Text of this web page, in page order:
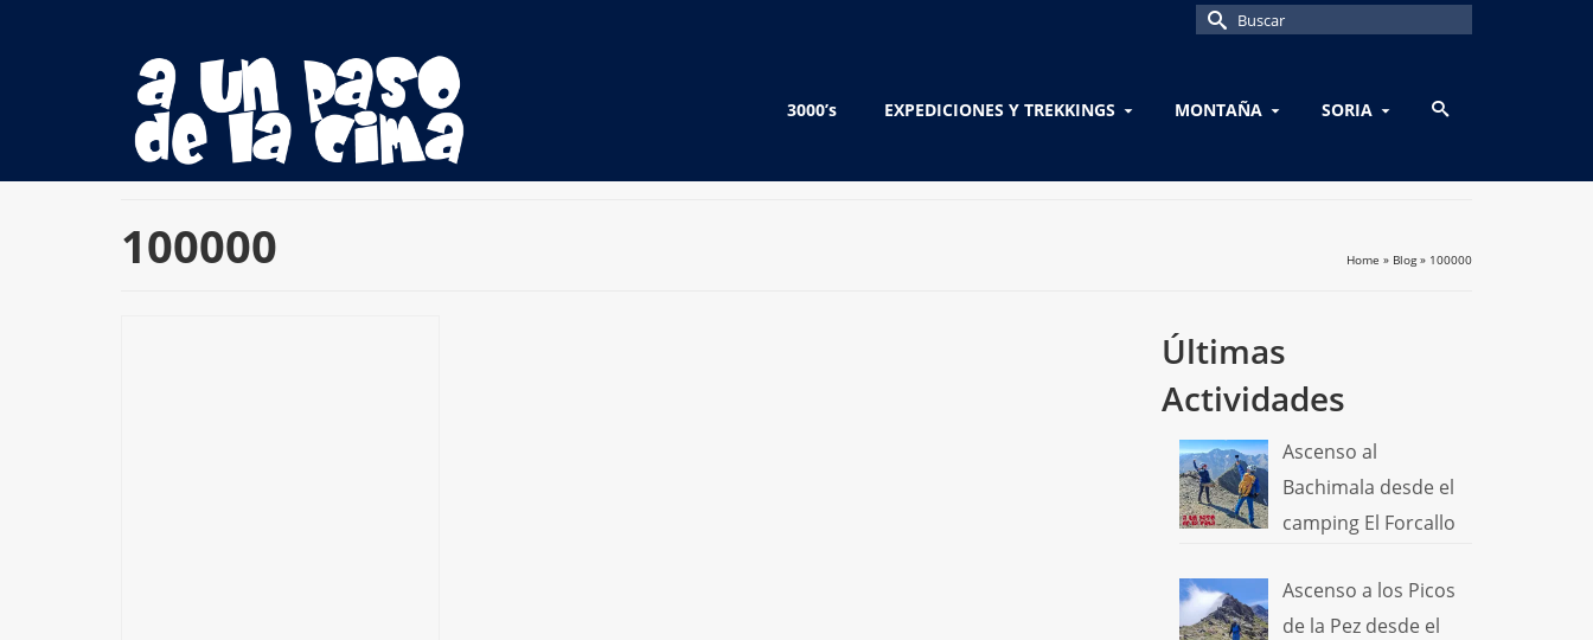
Buscar
3000’s EXPEDICIONES Y TREKKINGS MONTAÑA SORIA
100000 Home » Blog » 100000
Últimas
Actividades
Ascenso al
Bachimala desde el
camping El Forcallo
Ascenso a los Picos
de la Pez desde el